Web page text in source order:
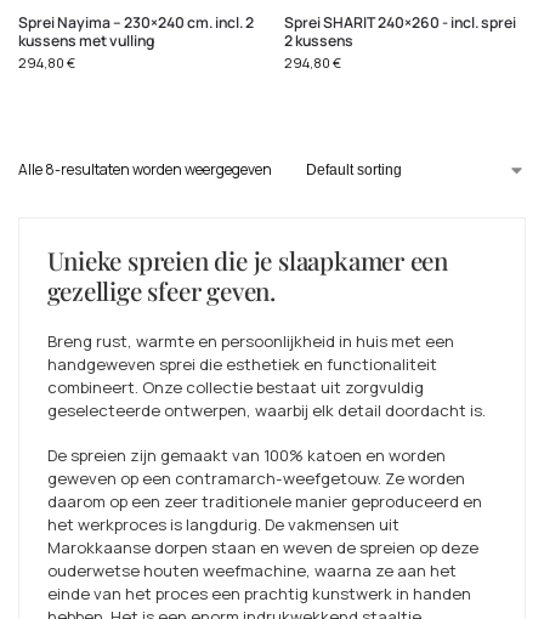
Sprei Nayima – 230×240 cm. incl. 2
kussens met vulling
294,80 €
Sprei SHARIT 240×260 - incl. sprei
2 kussens
294,80 €
Alle 8-resultaten worden weergegeven
Unieke spreien die je slaapkamer een
gezellige sfeer geven.
Breng rust, warmte en persoonlijkheid in huis met een
handgeweven sprei die esthetiek en functionaliteit
combineert. Onze collectie bestaat uit zorgvuldig
geselecteerde ontwerpen, waarbij elk detail doordacht is.
De spreien zijn gemaakt van 100% katoen en worden
geweven op een contramarch-weefgetouw. Ze worden
daarom op een zeer traditionele manier geproduceerd en
het werkproces is langdurig. De vakmensen uit
Marokkaanse dorpen staan en weven de spreien op deze
ouderwetse houten weefmachine, waarna ze aan het
einde van het proces een prachtig kunstwerk in handen